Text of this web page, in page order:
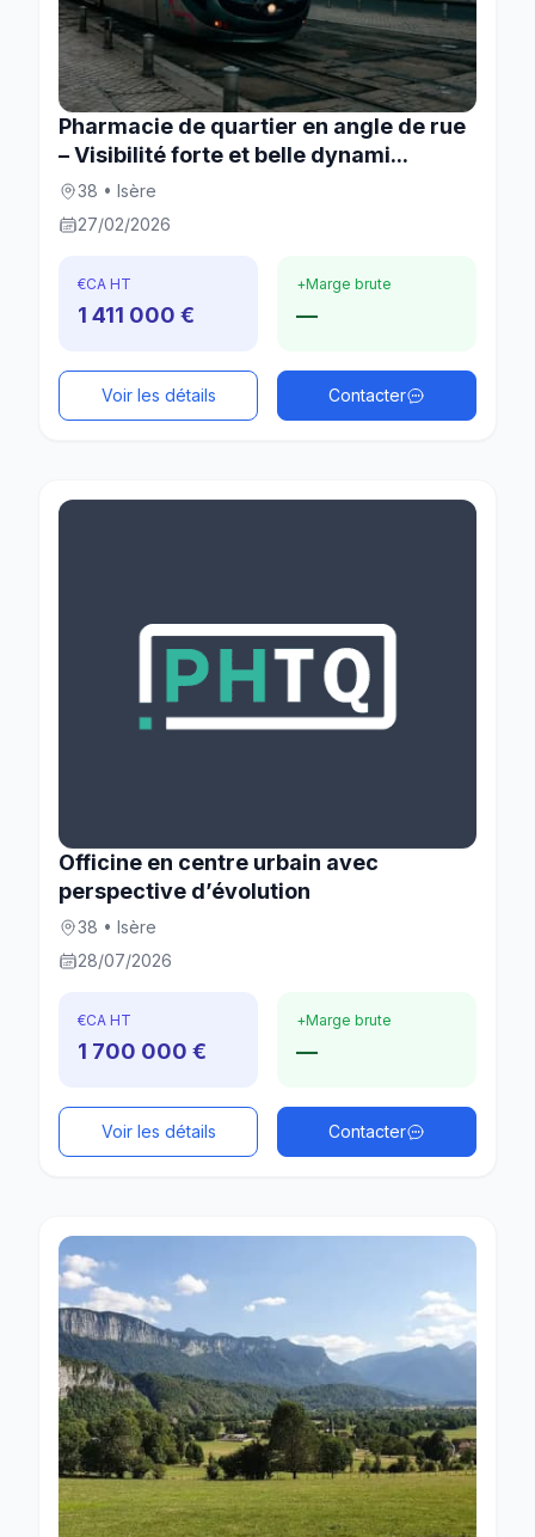
Pharmacie de quartier en angle de rue
– Visibilité forte et belle dynami...
38 • Isère
27/02/2026
€CA HT
1 411 000 €
+Marge brute
—
Voir les détails Contacter
Officine en centre urbain avec
perspective d’évolution
38 • Isère
28/07/2026
€CA HT
1 700 000 €
+Marge brute
—
Voir les détails Contacter